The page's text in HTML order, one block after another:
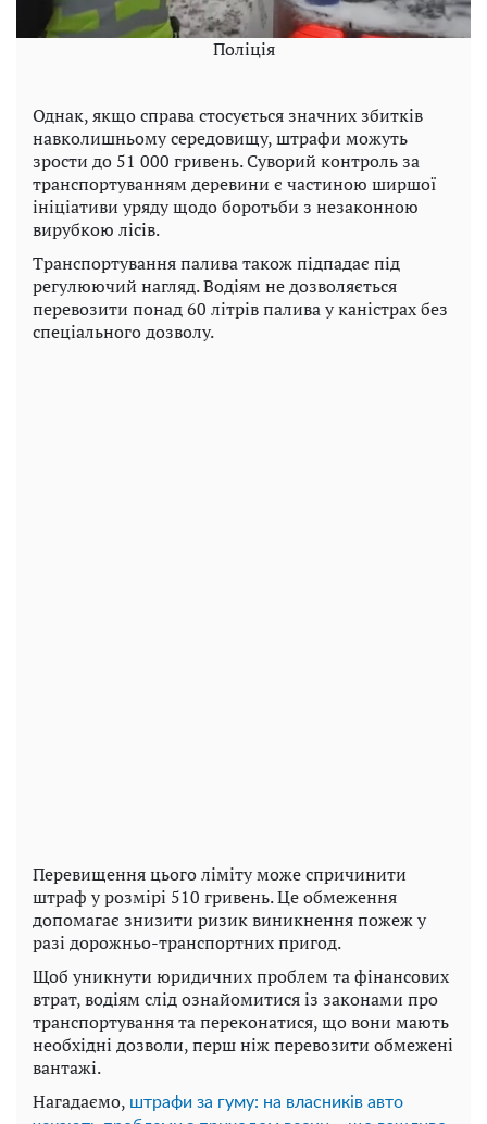
Поліція
Однак, якщо справа стосується значних збитків
навколишньому середовищу, штрафи можуть
зрости до 51 000 гривень. Суворий контроль за
транспортуванням деревини є частиною ширшої
ініціативи уряду щодо боротьби з незаконною
вирубкою лісів.
Транспортування палива також підпадає під
регулюючий нагляд. Водіям не дозволяється
перевозити понад 60 літрів палива у каністрах без
спеціального дозволу.
Перевищення цього ліміту може спричинити
штраф у розмірі 510 гривень. Це обмеження
допомагає знизити ризик виникнення пожеж у
разі дорожньо-транспортних пригод.
Щоб уникнути юридичних проблем та фінансових
втрат, водіям слід ознайомитися із законами про
транспортування та переконатися, що вони мають
необхідні дозволи, перш ніж перевозити обмежені
вантажі.
Нагадаємо, штрафи за гуму: на власників авто